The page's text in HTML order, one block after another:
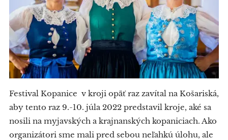
Festival Kopanice v kroji opäť raz zavítal na Košariská,
aby tento raz 9.-10. júla 2022 predstavil kroje, aké sa
nosili na myjavských a krajnanských kopaniciach. Ako
organizátori sme mali pred sebou neľahkú úlohu, ale